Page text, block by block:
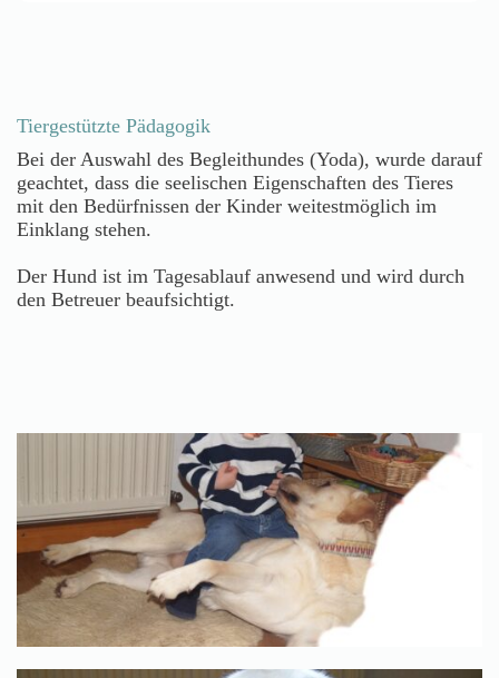
Tiergestützte Pädagogik
Bei der Auswahl des Begleithundes (Yoda), wurde darauf
geachtet, dass die seelischen Eigenschaften des Tieres
mit den Bedürfnissen der Kinder weitestmöglich im
Einklang stehen.
Der Hund ist im Tagesablauf anwesend und wird durch
den Betreuer beaufsichtigt.